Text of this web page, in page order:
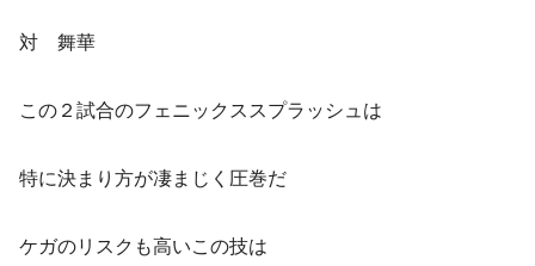
対 舞華
この２試合のフェニックススプラッシュは
特に決まり方が凄まじく圧巻だ
ケガのリスクも高いこの技は